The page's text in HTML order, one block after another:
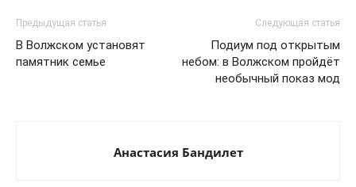
Предыдущая статья
В Волжском установят
памятник семье
Следующая статья
Подиум под открытым
небом: в Волжском пройдёт
необычный показ мод
Анастасия Бандилет